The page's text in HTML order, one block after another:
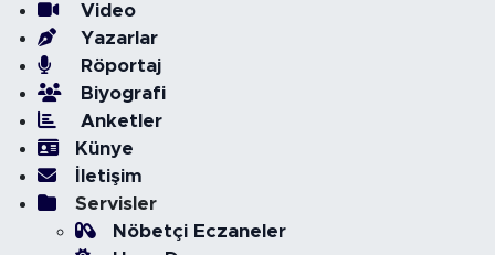
Video
Yazarlar
Röportaj
Biyografi
Anketler
Künye
İletişim
Servisler
Nöbetçi Eczaneler